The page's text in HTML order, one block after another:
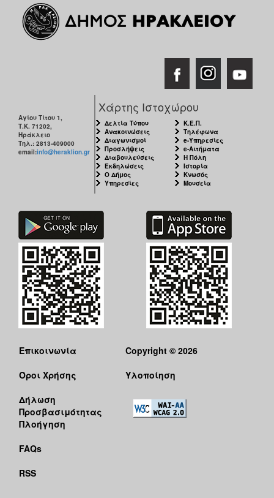
Αγίου Τίτου 1,
Τ.Κ. 71202,
Ηράκλειο
Τηλ.: 2813-409000
email:info@heraklion.gr
Χάρτης Ιστοχώρου
Δελτία Τύπου
Ανακοινώσεις
Διαγωνισμοί
Προσλήψεις
Διαβουλεύσεις
Εκδηλώσεις
Ο Δήμος
Υπηρεσίες
Κ.Ε.Π.
Τηλέφωνα
e-Υπηρεσίες
e-Αιτήματα
Η Πόλη
Ιστορία
Κνωσός
Μουσεία
Επικοινωνία
Όροι Χρήσης
Δήλωση
Προσβασιμότητας
Πλοήγηση
FAQs
RSS
Copyright © 2026
Υλοποίηση